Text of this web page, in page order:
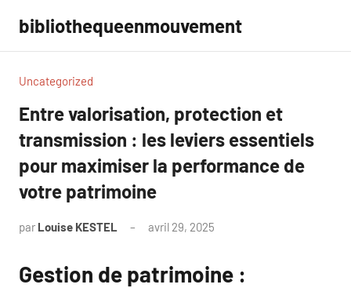
contenu
bibliothequeenmouvement
Uncategorized
Entre valorisation, protection et
transmission : les leviers essentiels
pour maximiser la performance de
votre patrimoine
par Louise KESTEL avril 29, 2025
Gestion de patrimoine :